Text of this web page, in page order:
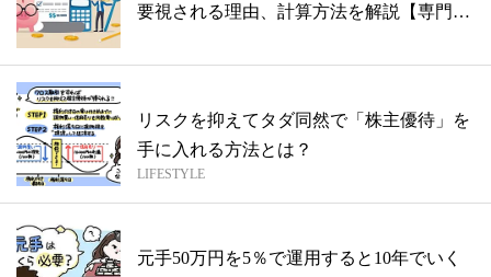
要視される理由、計算方法を解説【専門家
リスクを抑えてタダ同然で「株主優待」を
手に入れる方法とは？
LIFESTYLE
元手50万円を5％で運用すると10年でいく